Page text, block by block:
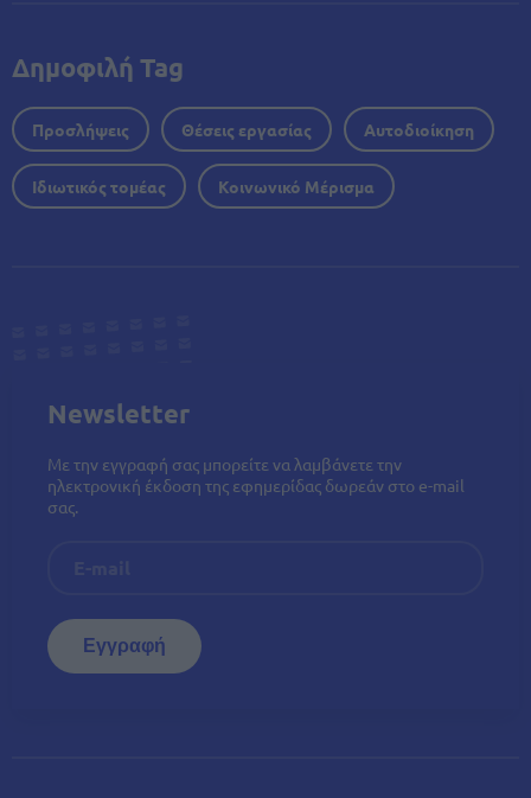
Δημοφιλή Tag
Προσλήψεις Θέσεις εργασίας Αυτοδιοίκηση
Ιδιωτικός τομέας Κοινωνικό Μέρισμα
Newsletter
Με την εγγραφή σας μπορείτε να λαμβάνετε την
ηλεκτρονική έκδοση της εφημερίδας δωρεάν στο e-mail
σας.